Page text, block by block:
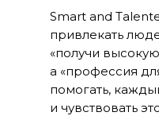
Smart and
привлекать
«получи
а «профессия
помогать,
и чувствовать